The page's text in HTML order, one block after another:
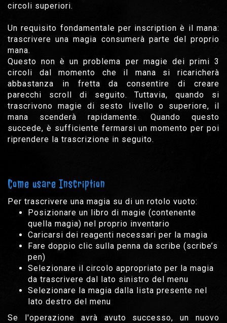
circoli superiori.
Un requisito fondamentale per inscription è il mana:
trascrivere una magia consumerà parte del proprio
mana.
Questo non è un problema per magie dei primi 3
circoli dal momento che il mana si ricaricherà
abbastanza in fretta da consentire di creare
parecchi scroll di seguito. Tuttavia, quando si
trascrivono magie di sesto livello o superiore, il
mana scenderà rapidamente. Quando questo
succede, è sufficiente fermarsi un momento per poi
riprendere la trascrizione in seguito.
Come usare Inscription
Per trascrivere una magia su di un rotolo vuoto:
Posizionare un libro di magie (contenente
quella magia) nel proprio inventario
Caricarsi dei reagenti necessari per la magia
Fare doppio clic sulla penna da scribe (scribe’s
pen)
Selezionare il circolo appropriato per la magia
da trascrivere dal lato sinistro del menu
Selezionare la magia dalla lista presente nel
lato destro del menu
Se l'operazione avrà avuto successo, un nuovo